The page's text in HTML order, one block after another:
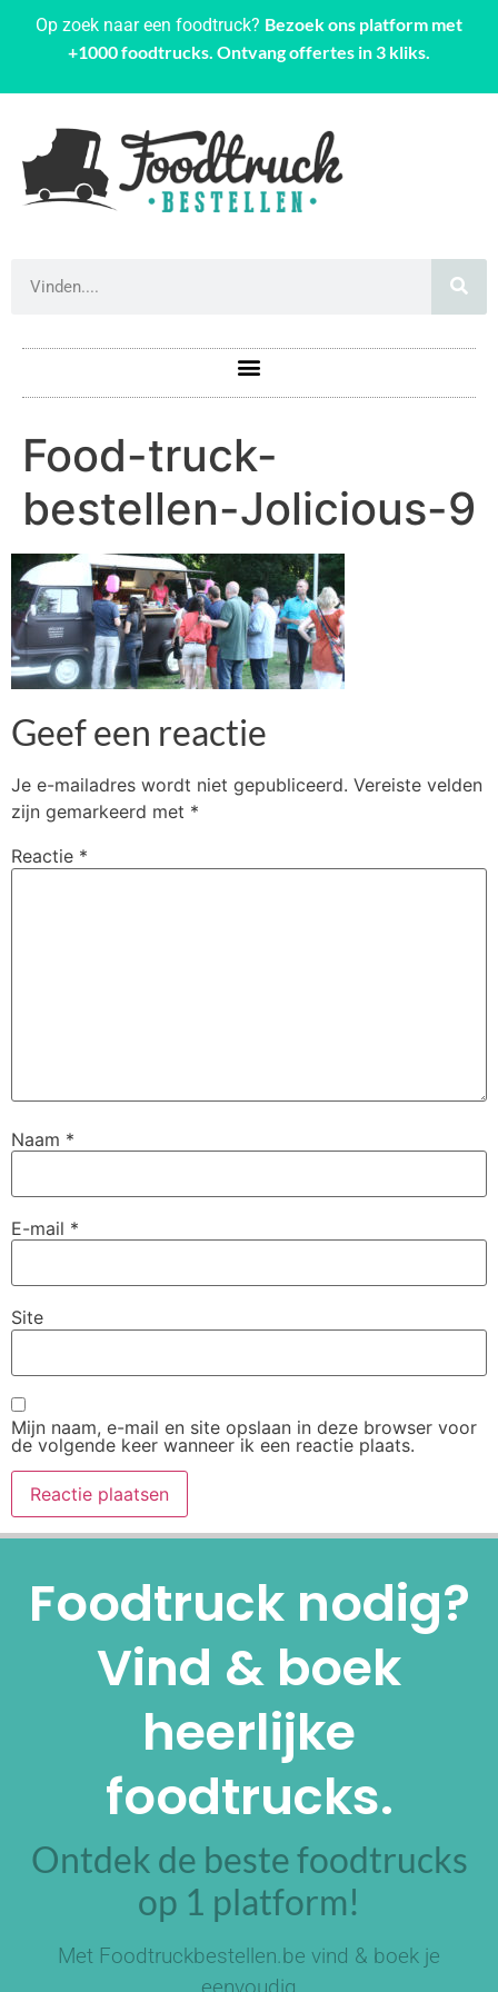
Op zoek naar een foodtruck? Bezoek ons platform met
+1000 foodtrucks. Ontvang offertes in 3 kliks.
Food-truck-
bestellen-Jolicious-9
Geef een reactie
Je e-mailadres wordt niet gepubliceerd. Vereiste velden
zijn gemarkeerd met *
Reactie *
Naam *
E-mail *
Site
Mijn naam, e-mail en site opslaan in deze browser voor
de volgende keer wanneer ik een reactie plaats.
Foodtruck nodig?
Vind & boek
heerlijke
foodtrucks.
Ontdek de beste foodtrucks
op 1 platform!
Met Foodtruckbestellen.be vind & boek je